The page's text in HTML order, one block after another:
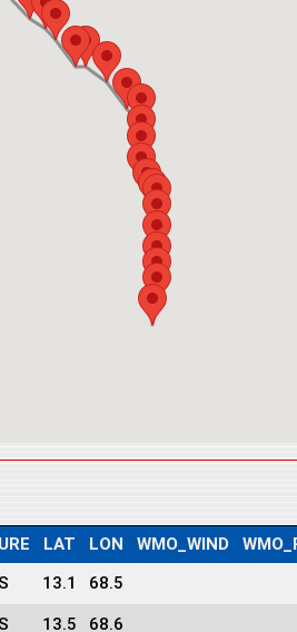
LAT LON WMO_WIND
13.1 68.5
13.5 68.6